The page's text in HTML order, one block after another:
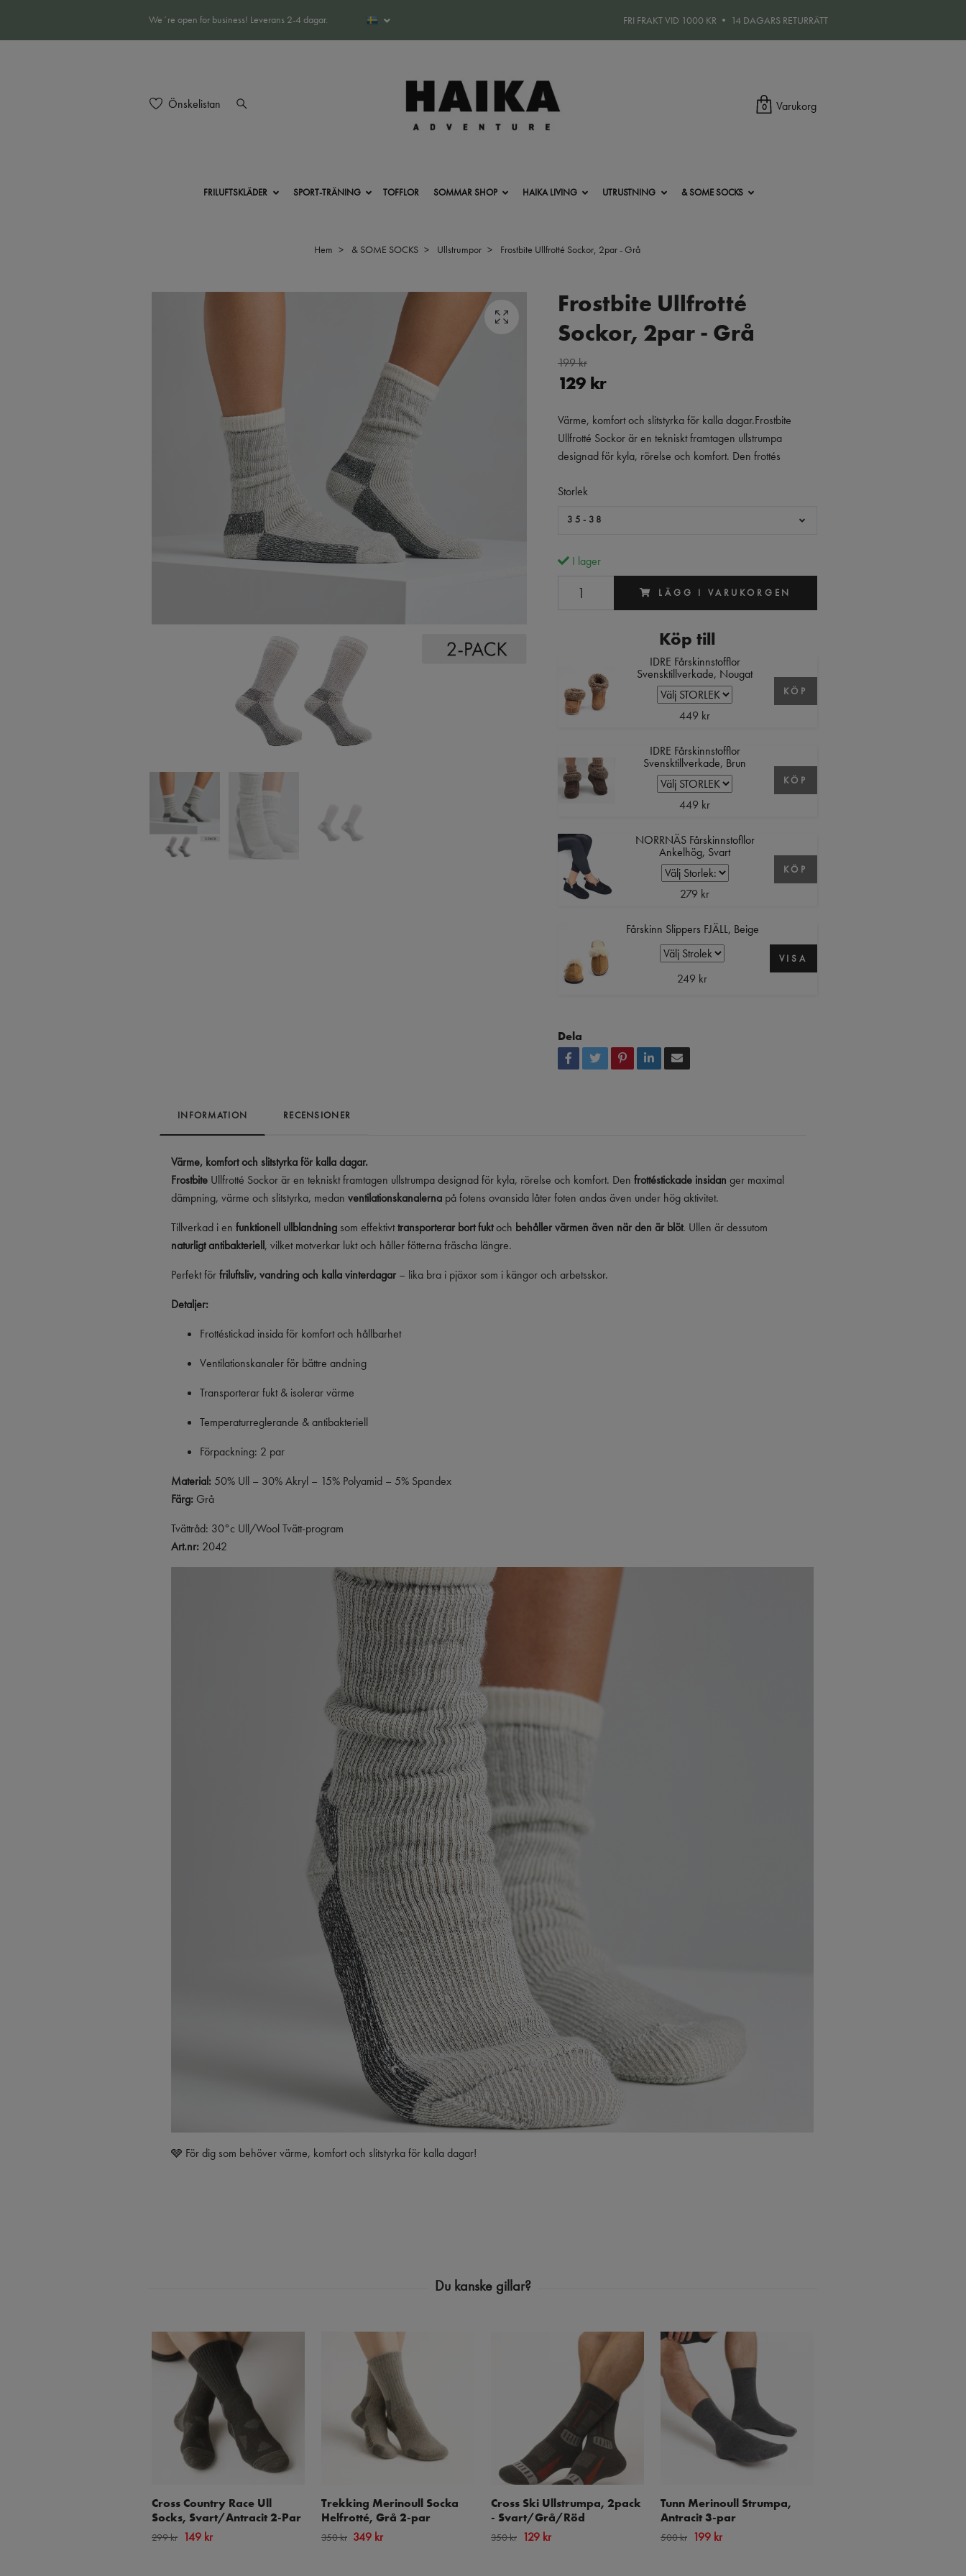
We´re open for business! Leverans 2-4 dagar. FRI FRAKT VID 1000 KR • 14 DAGARS RETURRÄTT
Önskelistan 0 Varukorg
FRILUFTSKLÄDER SPORT-TRÄNING TOFFLOR SOMMAR SHOP HAIKA LIVING UTRUSTNING & SOME SOCKS
Hem & SOME SOCKS Ullstrumpor Frostbite Ullfrotté Sockor, 2par - Grå
Frostbite Ullfrotté
Sockor, 2par - Grå
199 kr
129 kr
Värme, komfort och slitstyrka för kalla dagar.Frostbite
Ullfrotté Sockor är en tekniskt framtagen ullstrumpa
designad för kyla, rörelse och komfort. Den frottés
Storlek
35-38
I lager
LÄGG I VARUKORGEN
Köp till
IDRE Fårskinnstofflor
Svensktillverkade, Nougat
449 kr
KÖP
IDRE Fårskinnstofflor
Svensktillverkade, Brun
449 kr
KÖP
NORRNÄS Fårskinnstofllor
Ankelhög, Svart
279 kr
KÖP
Fårskinn Slippers FJÄLL, Beige
249 kr
VISA
Dela
INFORMATION RECENSIONER
Värme, komfort och slitstyrka för kalla dagar.
Frostbite Ullfrotté Sockor är en tekniskt framtagen ullstrumpa designad för kyla, rörelse och komfort. Den frottéstickade insidan ger maximal
dämpning, värme och slitstyrka, medan ventilationskanalerna på fotens ovansida låter foten andas även under hög aktivitet.
Tillverkad i en funktionell ullblandning som effektivttransporterar bort fuktoch behåller värmen även när den är blöt. Ullen är dessutom
naturligt antibakteriell, vilket motverkar lukt och håller fötterna fräscha längre.
Perfekt förfriluftsliv, vandring och kalla vinterdagar – lika bra i pjäxor som i kängor och arbetsskor.
Detaljer:
Frottéstickad insida för komfort och hållbarhet
Ventilationskanaler för bättre andning
Transporterar fukt & isolerar värme
Temperaturreglerande & antibakteriell
Förpackning: 2 par
Material: 50% Ull – 30% Akryl – 15% Polyamid – 5% Spandex
Färg: Grå
Tvättråd: 30°c Ull/Wool Tvätt-program
Art.nr: 2042
🩶 För dig som behöver värme, komfort och slitstyrka för kalla dagar!
Cross Country Race Ull
Socks, Svart/Antracit 2-Par
299 kr 149 kr
Trekking Merinoull Socka
Helfrotté, Grå 2-par
350 kr 349 kr
Cross Ski Ullstrumpa, 2pack
- Svart/Grå/Röd
350 kr 129 kr
Tunn Merinoull Strumpa,
Antracit 3-par
500 kr 199 kr